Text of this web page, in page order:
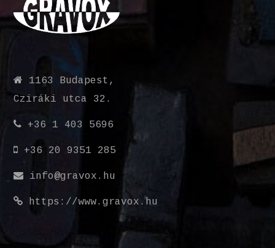
1163 Budapest,
Cziráki utca 32.
+36 1 403 5696
+36 20 9351 285
info@gravox.hu
https://www.gravox.hu